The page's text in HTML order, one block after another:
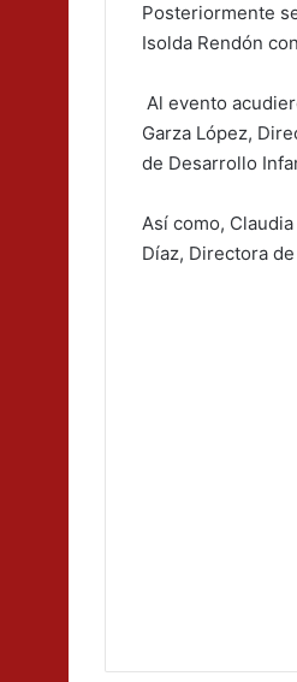
Posteriormente
Isolda Rendón
Al evento
Garza López,
de Desarrollo
Así como,
Díaz, Directora de